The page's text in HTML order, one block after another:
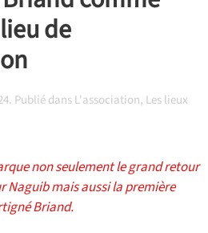
de
. Publié dansL'association, Les lieux
non seulement le grand retour
Naguib mais aussi la première
Briand.